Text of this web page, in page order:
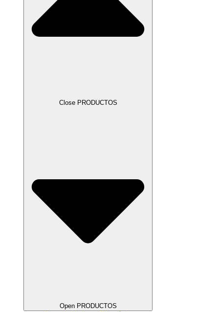
Close PRODUCTOS
Open PRODUCTOS